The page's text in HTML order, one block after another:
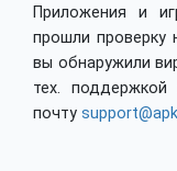
Приложения и
прошли проверку
вы обнаружили
тех.
почту